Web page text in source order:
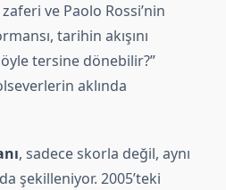
ve Paolo Rossi’nin
tarihin akışını
tersine dönebilir?”
aklında
, sadece skorla değil, aynı
şekilleniyor. 2005’teki